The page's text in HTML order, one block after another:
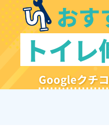
おす
トイ
Googleクチ